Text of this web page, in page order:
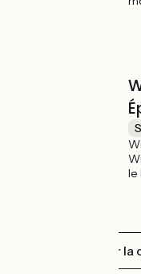
le
Tout afficher sur la